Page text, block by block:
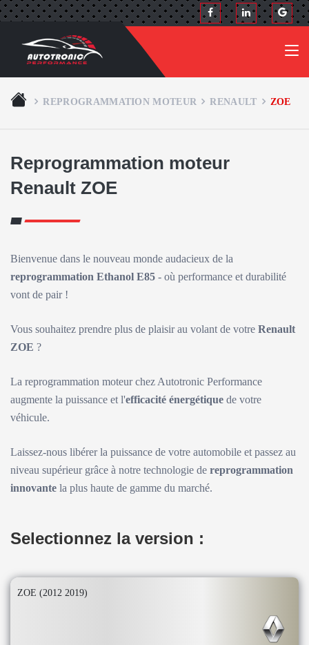
REPROGRAMMATION MOTEUR RENAULT ZOE
Reprogrammation moteur
Renault ZOE
Bienvenue dans le nouveau monde audacieux de la
reprogrammation Ethanol E85 - où performance et durabilité
vont de pair !
Vous souhaitez prendre plus de plaisir au volant de votre Renault
ZOE ?
La reprogrammation moteur chez Autotronic Performance
augmente la puissance et l'efficacité énergétique de votre
véhicule.
Laissez-nous libérer la puissance de votre automobile et passez au
niveau supérieur grâce à notre technologie de reprogrammation
innovante la plus haute de gamme du marché.
Selectionnez la version :
ZOE (2012 2019)